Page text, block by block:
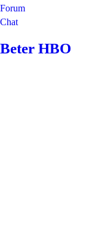
Forum
Chat
Beter HBO